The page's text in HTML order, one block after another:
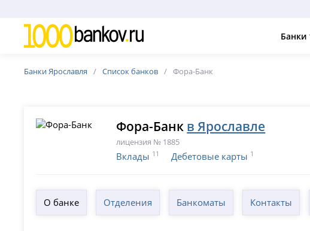
Банки
Банки Ярославля Список банков Фора-Банк
Фора-Банк в Ярославле
лицензия № 1885
Вклады 11 Дебетовые карты 1
О банке Отделения Банкоматы Контакты